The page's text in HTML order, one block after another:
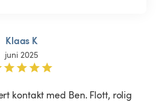
Klaas K
juni 2025
kontakt med Ben. Flott, rolig